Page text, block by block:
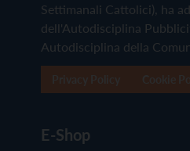
Settimanali Cattolici), ha
dell'Autodisciplina
Autodisciplina della
E-Shop